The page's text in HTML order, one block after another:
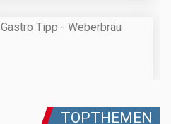
Gastro Tipp - Weberbräu
TOPTHEMEN